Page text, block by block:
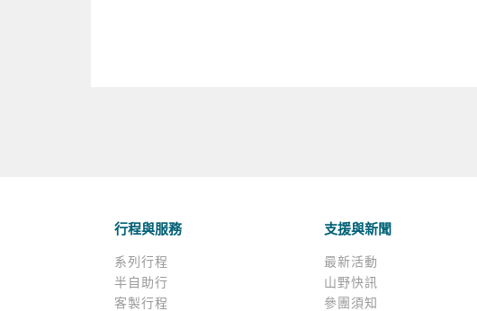
行程與服務
系列行程
半自助行
客製行程
支援與新聞
最新活動
山野快訊
參團須知